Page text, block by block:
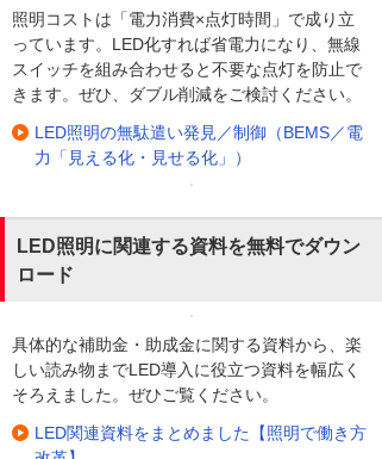
照明コストは「電力消費×点灯時間」で成り立
っています。LED化すれば省電力になり、無線
スイッチを組み合わせると不要な点灯を防止で
きます。ぜひ、ダブル削減をご検討ください。
LED照明の無駄遣い発見／制御（BEMS／電
力「見える化・見せる化」）
LED照明に関連する資料を無料でダウン
ロード
具体的な補助金・助成金に関する資料から、楽
しい読み物までLED導入に役立つ資料を幅広く
そろえました。ぜひご覧ください。
LED関連資料をまとめました【照明で働き方